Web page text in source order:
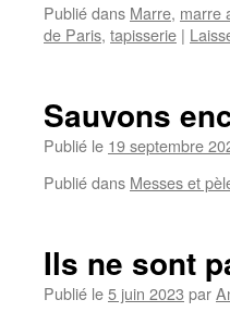
Publié dans Marre, marre
de Paris, tapisserie |
Sauvons
Publié le 19 septembre
Publié dans Messes et
Ils ne sont
Publié le5 juin 2023 par